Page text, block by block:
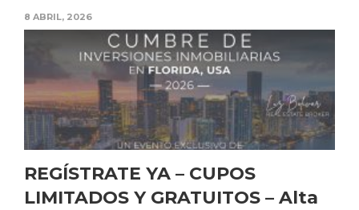
8 ABRIL, 2026
REGÍSTRATE YA – CUPOS
LIMITADOS Y GRATUITOS – Alta